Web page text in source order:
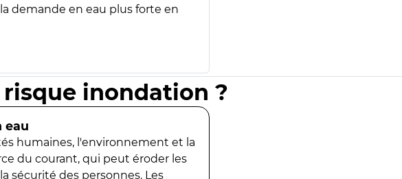
demande en eau plus forte en
inondation ?
eau
humaines, l'environnement et la
du courant, qui peut éroder les
sécurité des personnes. Les